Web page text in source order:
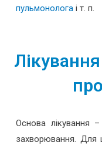
пульмонолога і т. п.
Основа лікування
захворювання. Для